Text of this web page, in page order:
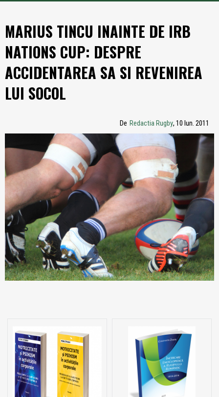
MARIUS TINCU INAINTE DE IRB
NATIONS CUP: DESPRE
ACCIDENTAREA SA SI REVENIREA
LUI SOCOL
De Redactia Rugby, 10 Iun. 2011